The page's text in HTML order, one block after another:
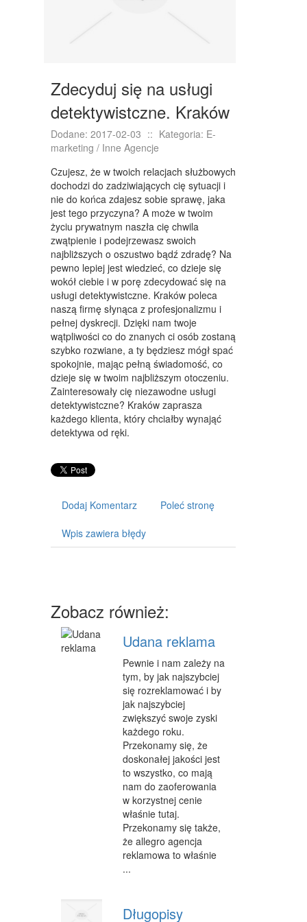
BIŻUTERIA
DLA DZIECI
MEBLE
WYPOSAŻENIE WNĘTRZ
WYPOSAŻENIE ŁAZIENKI
ODZIEŻ
SPORT
ELEKTRONIKA, RTV, AGD
ART. DLA ZWIERZĄT
OGRÓD, ROŚLINY
CHEMIA
ART. SPOŻYWCZE
MATERIAŁY EKSPLOATACYJNE
PRZEMYSŁ METALOWY
WYNAJEM
USŁUGI MOTORYZACYJNE
SALONY, KOMISY
E-MARKETING
AGENCJE REKLAMOWE
MATERIAŁY REKLAMOWE
INNE AGENCJE
WIGOR
IMPREZY INTEGRACYJNE
ZAJĘCIA SPORTOWE I REKREACYJNE
Zdecyduj się na usługi
detektywistczne. Kraków
Dodane: 2017-02-03 :: Kategoria: E-
marketing / Inne Agencje
Czujesz, że w twoich relacjach służbowych
dochodzi do zadziwiających cię sytuacji i
nie do końca zdajesz sobie sprawę, jaka
jest tego przyczyna? A może w twoim
życiu prywatnym naszła cię chwila
zwątpienie i podejrzewasz swoich
najbliższych o oszustwo bądź zdradę? Na
pewno lepiej jest wiedzieć, co dzieje się
wokół ciebie i w porę zdecydować się na
usługi detektywistczne. Kraków poleca
naszą firmę słynąca z profesjonalizmu i
pełnej dyskrecji. Dzięki nam twoje
wątpliwości co do znanych ci osób zostaną
szybko rozwiane, a ty będziesz mógł spać
spokojnie, mając pełną świadomość, co
dzieje się w twoim najbliższym otoczeniu.
Zainteresowały cię niezawodne usługi
detektywistczne? Kraków zaprasza
każdego klienta, który chciałby wynająć
detektywa od ręki.
Dodaj Komentarz Poleć stronę
Wpis zawiera błędy
Zobacz również:
Udana reklama
Pewnie i nam zależy na
tym, by jak najszybciej
się rozreklamować i by
jak najszybciej
zwiększyć swoje zyski
każdego roku.
Przekonamy się, że
doskonałej jakości jest
to wszystko, co mają
nam do zaoferowania
w korzystnej cenie
właśnie tutaj.
Przekonamy się także,
że allegro agencja
reklamowa to właśnie
...
Długopisy